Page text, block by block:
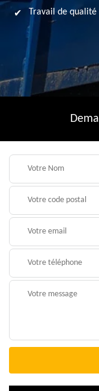
Travail de qualité